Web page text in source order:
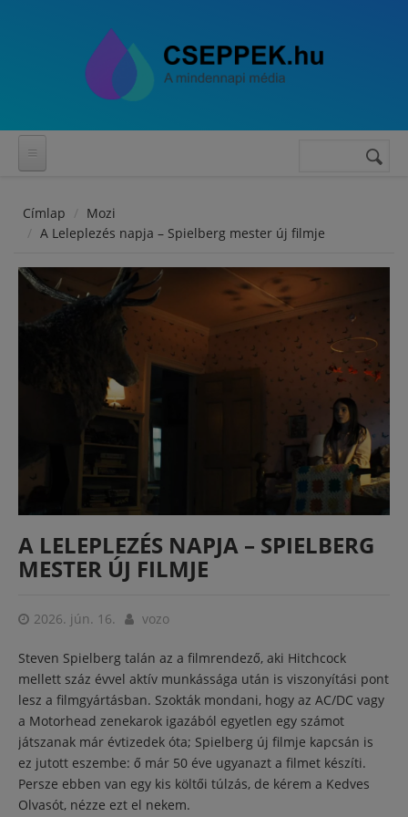
Keresés
Címlap
Mozi
A Leleplezés napja – Spielberg mester új filmje
A LELEPLEZÉS NAPJA – SPIELBERG
MESTER ÚJ FILMJE
2026. jún. 16. vozo
Steven Spielberg talán az a filmrendező, aki Hitchcock
mellett száz évvel aktív munkássága után is viszonyítási pont
lesz a filmgyártásban. Szokták mondani, hogy az AC/DC vagy
a Motorhead zenekarok igazából egyetlen egy számot
játszanak már évtizedek óta; Spielberg új filmje kapcsán is
ez jutott eszembe: ő már 50 éve ugyanazt a filmet készíti.
Persze ebben van egy kis költői túlzás, de kérem a Kedves
Olvasót, nézze ezt el nekem.